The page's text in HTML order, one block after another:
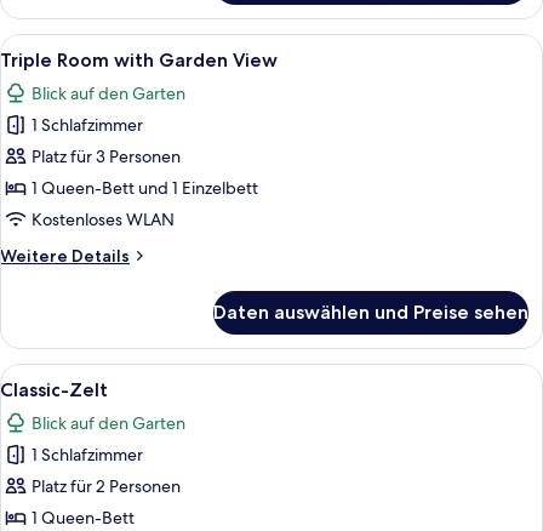
Room
with
Sea
View
Alle
Fotos
für
Triple
Room
with
Garden
anzeigen
Ein rustikales Holzhaus mit
7
Triple Room with Garden View
Blick auf den Garten
1 Schlafzimmer
Platz für 3 Personen
1 Queen-Bett und 1 Einzelbett
Kostenloses WLAN
Weitere Details
Weitere
Room
with
Garden
View
Daten auswählen und Preise sehen
Alle
Fotos
für
Classic-
Zelt
anzeigen
Ein Strandbereich mit Schaukeln,
14
Classic-Zelt
Blick auf den Garten
1 Schlafzimmer
Platz für 2 Personen
1 Queen-Bett